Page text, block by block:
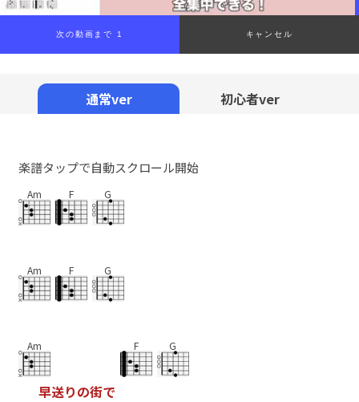
00:00/01:17
通常ver 初心者ver
楽譜タップで自動スクロール開始
Am F G
Am F G
Am
早送りの街で
F G